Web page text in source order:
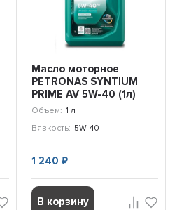
Масло моторное
PETRONAS SYNTIUM
PRIME AV 5W-40 (1л)
71242E18EU
Объем: 1 л
Вязкость: 5W-40
1 240 ₽
В корзину